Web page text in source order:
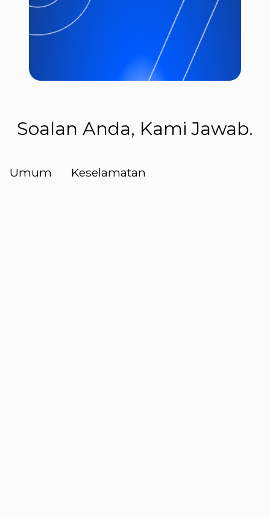
Soalan Anda, Kami Jawab.
Umum Keselamatan